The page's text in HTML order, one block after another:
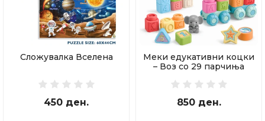
Сложувалка Вселена
450 ден.
Меки едукативни коцки
– Воз со 29 парчиња
850 ден.